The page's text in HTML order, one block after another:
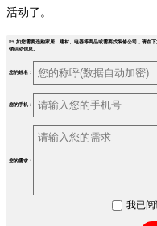
活动了。
PS.如您需要选购家居、建材、电器等商品或需要找装修公司，请在
销活动信息。
您的姓名：
您的手机：
您的需求：
我已